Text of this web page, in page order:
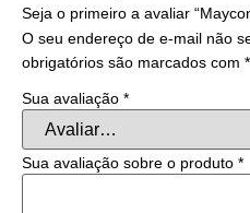
Seja o primeiro a avaliar
O seu endereço de e-mail não
obrigatórios são marcados com *
Sua avaliação *
Sua avaliação sobre o produto *